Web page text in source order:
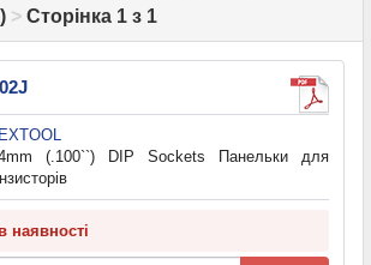
> Сторінка 1 з 1
(.100``) DIP Sockets Панельки для
наявності